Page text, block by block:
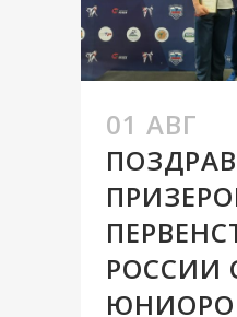
01 АВГ
РОССИИ